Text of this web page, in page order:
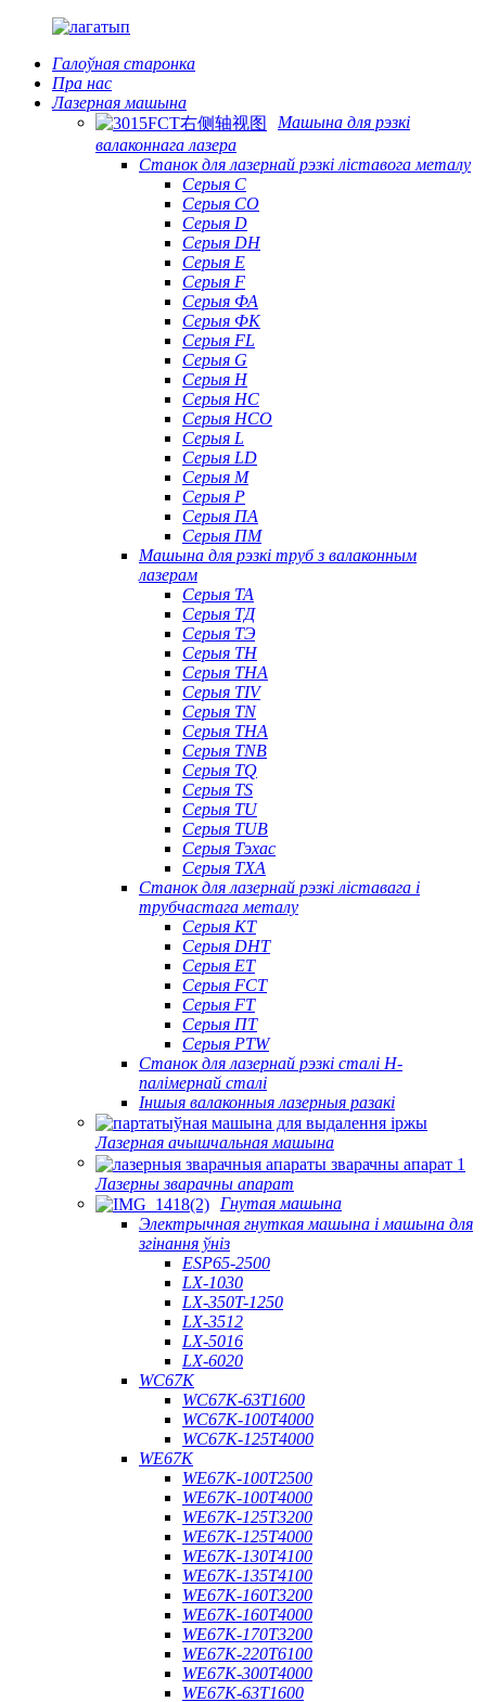
Галоўная старонка
Пра нас
Лазерная машына
Машына для рэзкі
валаконнага лазера
Станок для лазернай рэзкі ліставога металу
Серыя С
Серыя CO
Серыя D
Серыя DH
Серыя Е
Серыя F
Серыя ФА
Серыя ФК
Серыя FL
Серыя G
Серыя H
Серыя HC
Серыя HCO
Серыя L
Серыя LD
Серыя М
Серыя P
Серыя ПА
Серыя ПМ
Машына для рэзкі труб з валаконным
лазерам
Серыя ТА
Серыя ТД
Серыя ТЭ
Серыя TH
Серыя THA
Серыя TIV
Серыя TN
Серыя ТНА
Серыя TNB
Серыя TQ
Серыя TS
Серыя TU
Серыя TUB
Серыя Тэхас
Серыя TXA
Станок для лазернай рэзкі ліставага і
трубчастага металу
Серыя КТ
Серыя DHT
Серыя ET
Серыя FCT
Серыя FT
Серыя ПТ
Серыя PTW
Станок для лазернай рэзкі сталі H-
палімернай сталі
Іншыя валаконныя лазерныя разакі
Лазерная ачышчальная машына
Лазерны зварачны апарат
Гнутая машына
Электрычная гнуткая машына і машына для
згінання ўніз
ESP65-2500
LX-1030
LX-350T-1250
LX-3512
LX-5016
LX-6020
WC67K
WC67K-63T1600
WC67K-100T4000
WC67K-125T4000
WE67K
WE67K-100T2500
WE67K-100T4000
WE67K-125T3200
WE67K-125T4000
WE67K-130T4100
WE67K-135T4100
WE67K-160T3200
WE67K-160T4000
WE67K-170T3200
WE67K-220T6100
WE67K-300T4000
WE67K-63T1600